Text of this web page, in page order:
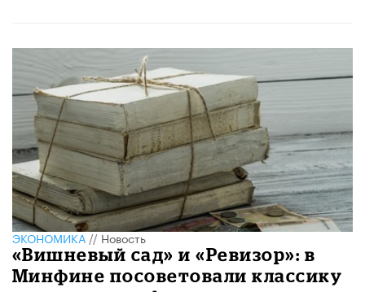
ЭКОНОМИКА//Новость
«Вишневый сад» и «Ревизор»: в
Минфине посоветовали классику